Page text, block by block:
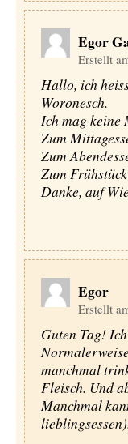
Egor
Erstellt
Hallo, ich
Woronesch.
Ich mag keine
Zum
Zum
Zum
Danke, auf
Egor
Erstellt
Guten Tag!
manchmal
Fleisch. Und
Manchmal